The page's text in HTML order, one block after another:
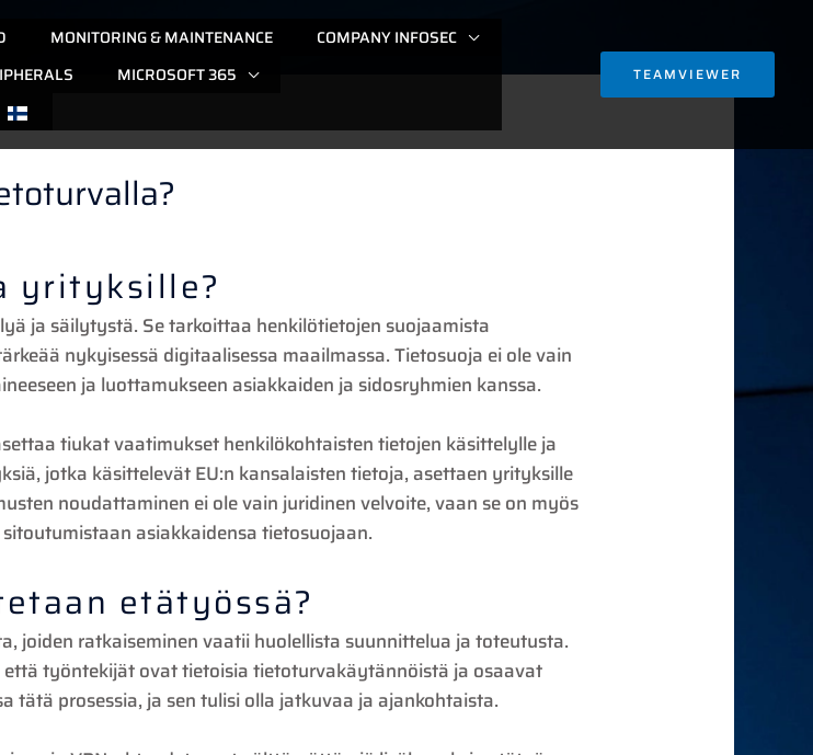
MONITORING & MAINTENANCE
COMPANY INFOSEC
MICROSOFT 365
TEAMVIEWER
yrityksille?
ja säilytystä. Se tarkoittaa henkilötietojen suojaamista
nykyisessä digitaalisessa maailmassa. Tietosuoja ei ole vain
ja luottamukseen asiakkaiden ja sidosryhmien kanssa.
tiukat vaatimukset henkilökohtaisten tietojen käsittelylle ja
jotka käsittelevät EU:n kansalaisten tietoja, asettaen yrityksille
noudattaminen ei ole vain juridinen velvoite, vaan se on myös
asiakkaidensa tietosuojaan.
etätyössä?
joiden ratkaiseminen vaatii huolellista suunnittelua ja toteutusta.
että työntekijät ovat tietoisia tietoturvakäytännöistä ja osaavat
tätä prosessia, ja sen tulisi olla jatkuvaa ja ajankohtaista.